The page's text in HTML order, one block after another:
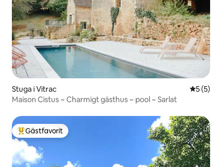
Stuga i Vitrac 5 av 5 i
5 (5)
Maison Cistus ~ Charmigt gästhus ~ pool ~ Sarlat
Populär gästfavorit
Gästfavorit